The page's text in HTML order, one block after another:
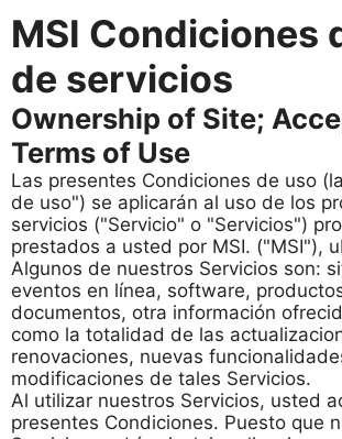
MSI Condiciones
de servicios
Ownership of Site;
Terms of Use
Las presentes Condiciones de uso
de uso") se aplicarán al uso de los
servicios ("Servicio" o "Servicios")
prestados a usted por MSI. ("MSI"),
Algunos de nuestros Servicios son:
eventos en línea, software,
documentos, otra información
como la totalidad de las
renovaciones, nuevas
modificaciones de tales Servicios.
Al utilizar nuestros Servicios, usted
presentes Condiciones. Puesto que